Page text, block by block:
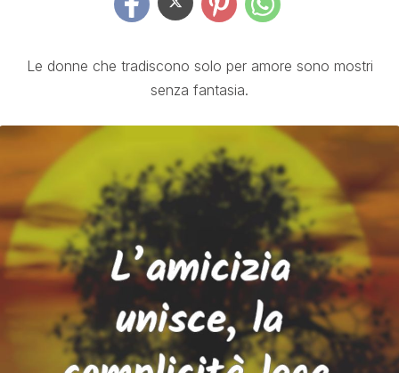
Le donne che tradiscono solo per amore sono mostri
senza fantasia.